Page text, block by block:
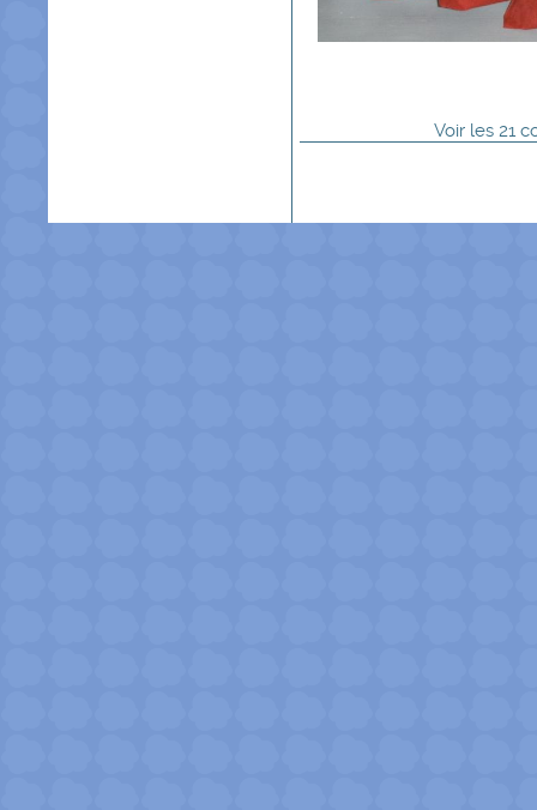
Voir les 21